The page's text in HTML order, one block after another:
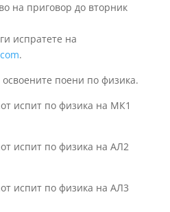
на приговор до вторник
испратете на
.
освоените поени по физика.
испит по физика на МК1
испит по физика на АЛ2
испит по физика на АЛ3